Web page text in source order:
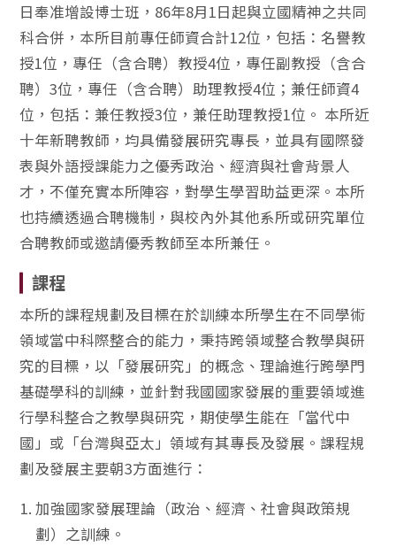
日奉准增設博士班，86年8月1日起與立國精神之共同
科合併，本所目前專任師資合計12位，包括：名譽教
授1位，專任（含合聘）教授4位，專任副教授（含合
聘）3位，專任（含合聘）助理教授4位；兼任師資4
位，包括：兼任教授3位，兼任助理教授1位。 本所近
十年新聘教師，均具備發展研究專長，並具有國際發
表與外語授課能力之優秀政治、經濟與社會背景人
才，不僅充實本所陣容，對學生學習助益更深。本所
也持續透過合聘機制，與校內外其他系所或研究單位
合聘教師或邀請優秀教師至本所兼任。
課程
本所的課程規劃及目標在於訓練本所學生在不同學術
領域當中科際整合的能力，秉持跨領域整合教學與研
究的目標，以「發展研究」的概念、理論進行跨學門
基礎學科的訓練，並針對我國國家發展的重要領域進
行學科整合之教學與研究，期使學生能在「當代中
國」或「台灣與亞太」領域有其專長及發展。課程規
劃及發展主要朝3方面進行：
加強國家發展理論（政治、經濟、社會與政策規
劃）之訓練。